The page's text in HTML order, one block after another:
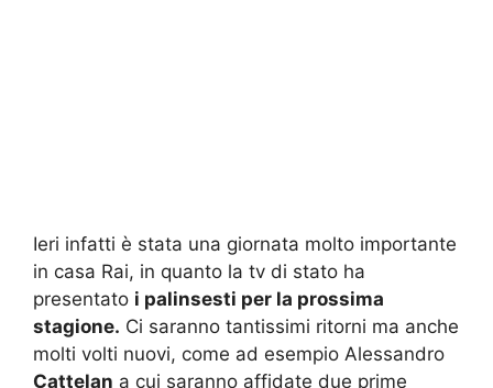
Ieri infatti è stata una giornata molto importante
in casa Rai, in quanto la tv di stato ha
presentato i palinsesti per la prossima
stagione. Ci saranno tantissimi ritorni ma anche
molti volti nuovi, come ad esempio Alessandro
Cattelan a cui saranno affidate due prime